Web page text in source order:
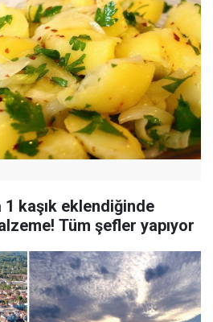
kaşık eklendiğinde
Tüm şefler yapıyor